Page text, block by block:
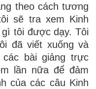
theo cách tương
sẽ tra xem Kinh
tôi được dạy. Tôi
đã viết xuống và
bài giảng trực
lần nữa để đảm
của các câu Kinh